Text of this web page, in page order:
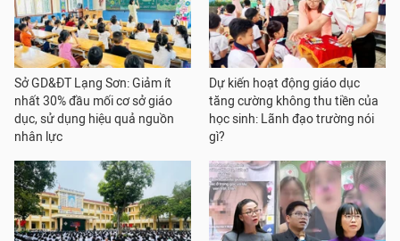
Sở GD&ĐT Lạng Sơn: Giảm ít
nhất 30% đầu mối cơ sở giáo
dục, sử dụng hiệu quả nguồn
nhân lực
Dự kiến hoạt động giáo dục
tăng cường không thu tiền của
học sinh: Lãnh đạo trường nói
gì?